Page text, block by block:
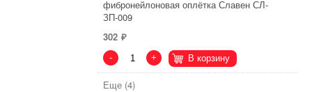
фибронейлоновая оплётка Славен СЛ-
ЗП-009
302
- + В корзину
Еще (4)